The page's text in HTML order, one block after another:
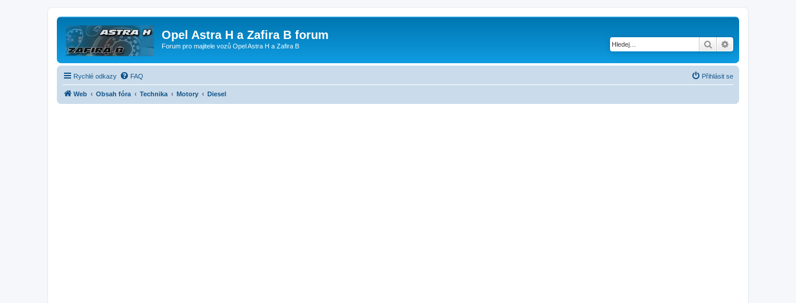
Opel Astra H a Zafira B forum
Forum pro majitele vozů Opel Astra H a Zafira B Hledat
Rychlé odkazy FAQ Přihlásit se
Web Obsah fóra Technika Motory Diesel